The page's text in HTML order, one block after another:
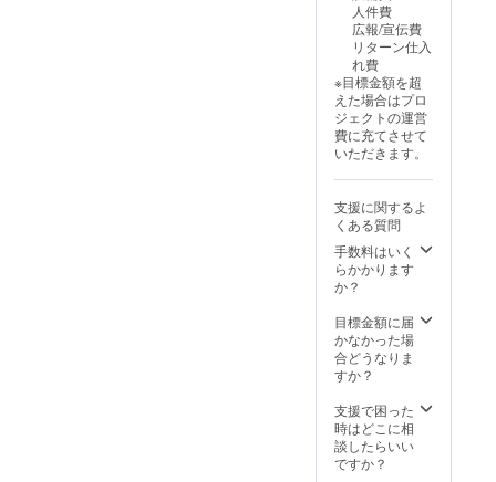
い致し
ます。
2025年
11月頃
からオ
ンライ
ン
ショッ
プなど
にて一
開始予
定で
す。
価格が
販売予
定価格
がる可
能性も
ござい
ます。
類似商
品が発
可能性
があり
ます。
ご了承
頂いた
支援頂
けます
様お願
い致し
2025年
11月頃
からオ
ンライ
人件費
広報/宣伝費
リターン仕入
れ費
※目標金額を超
えた場合はプロ
ジェクトの運営
費に充てさせて
いただきます。
支援に関するよ
くある質問
手数料はいく
らかかります
か？
目標金額に届
かなかった場
合どうなりま
すか？
支援で困った
時はどこに相
談したらいい
ですか？